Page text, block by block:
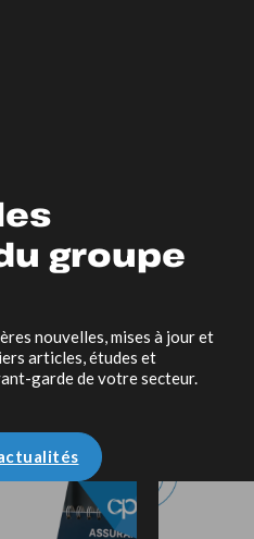
groupe
nouvelles, mises à jour et
articles, études et
garde de votre secteur.